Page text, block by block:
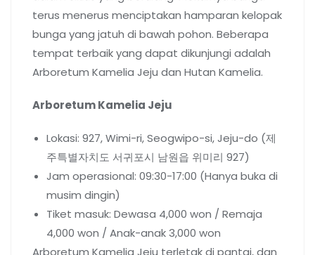
terus menerus menciptakan hamparan kelopak
bunga yang jatuh di bawah pohon. Beberapa
tempat terbaik yang dapat dikunjungi adalah
Arboretum Kamelia Jeju dan Hutan Kamelia.
Arboretum Kamelia Jeju
Lokasi: 927, Wimi-ri, Seogwipo-si, Jeju-do (제
주특별자치도 서귀포시 남원읍 위미리 927)
Jam operasional: 09:30-17:00 (Hanya buka di
musim dingin)
Tiket masuk: Dewasa 4,000 won / Remaja
4,000 won / Anak-anak 3,000 won
Arboretum Kamelia Jeju terletak di pantai, dan